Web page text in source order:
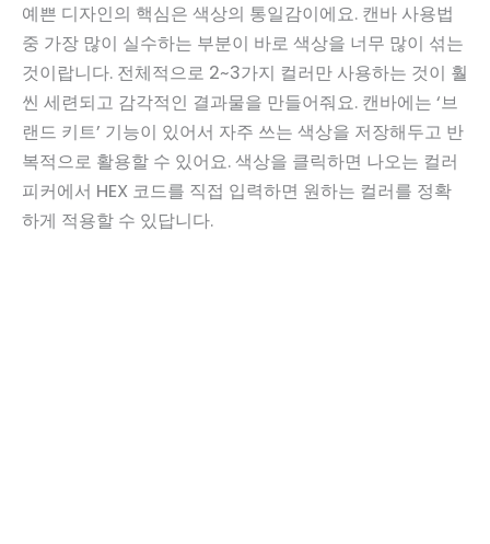
예쁜 디자인의 핵심은 색상의 통일감이에요. 캔바 사용법
중 가장 많이 실수하는 부분이 바로 색상을 너무 많이 섞는
것이랍니다. 전체적으로 2~3가지 컬러만 사용하는 것이 훨
씬 세련되고 감각적인 결과물을 만들어줘요. 캔바에는 ‘브
랜드 키트’ 기능이 있어서 자주 쓰는 색상을 저장해두고 반
복적으로 활용할 수 있어요. 색상을 클릭하면 나오는 컬러
피커에서 HEX 코드를 직접 입력하면 원하는 컬러를 정확
하게 적용할 수 있답니다.